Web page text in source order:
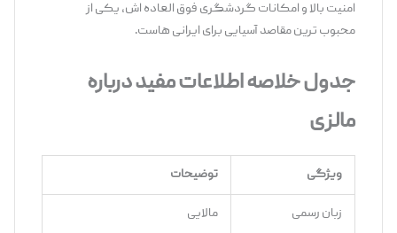
امنیت بالا و امکانات گردشگری فوق ‌العاده ‌اش، یکی از
محبوب ‌ترین مقاصد آسیایی برای ایرانی ‌هاست.
جدول خلاصه اطلاعات مفید درباره
مالزی
ویژگی توضیحات
زبان رسمی